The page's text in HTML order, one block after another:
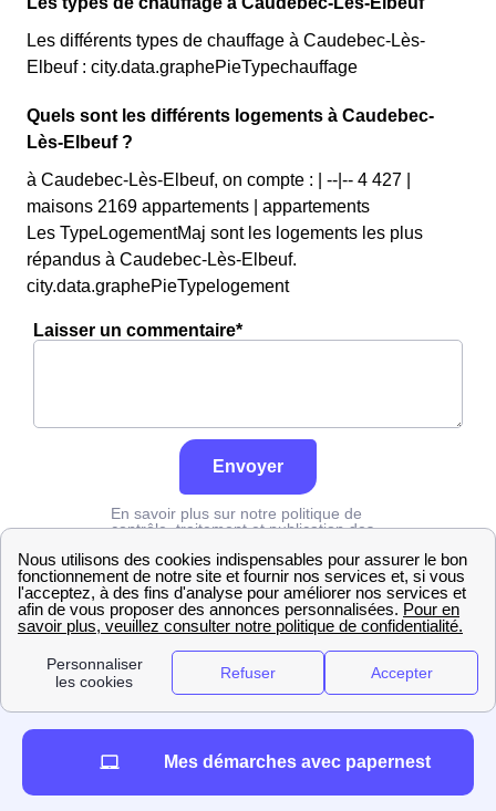
Les différents types de chauffage à Caudebec-Lès-
Elbeuf : city.data.graphePieTypechauffage
Quels sont les différents logements à Caudebec-
Lès-Elbeuf ?
à Caudebec-Lès-Elbeuf, on compte : | --|-- 4 427 |
maisons 2169 appartements | appartements
Les TypeLogementMaj sont les logements les plus
répandus à Caudebec-Lès-Elbeuf.
city.data.graphePieTypelogement
Laisser un commentaire*
Envoyer
En savoir plus sur notre politique de
contrôle, traitement et publication des
Edf Seine-Maritime Caudebec-Lès-Elbeuf
Mes démarches avec papernest